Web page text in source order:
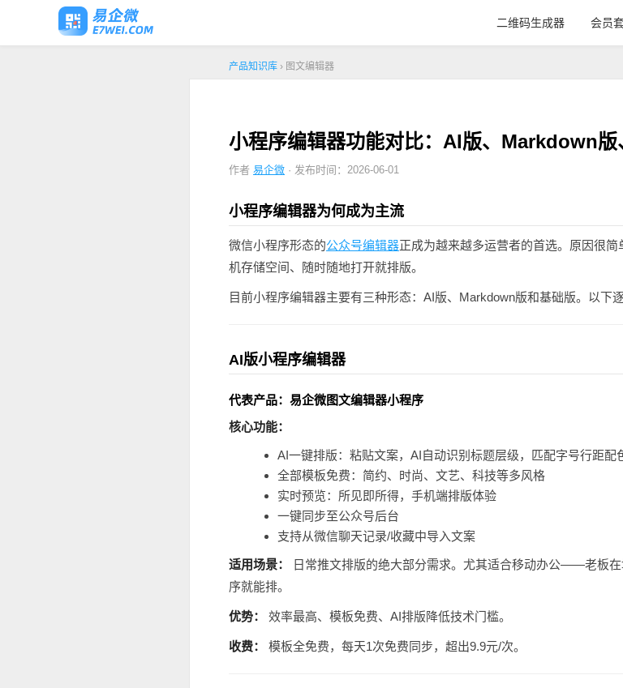
二维码生成器 会员
产品知识库 › 图文编辑器
小程序编辑器功能对比：AI版、Markdown版
作者 易企微 · 发布时间：2026-06-01
小程序编辑器为何成为主流
微信小程序形态的公众号编辑器正成为越来越多运营者的首选。原因很
机存储空间、随时随地打开就排版。
目前小程序编辑器主要有三种形态：AI版、Markdown版和基础版。以下逐
AI版小程序编辑器
代表产品：易企微图文编辑器小程序
核心功能：
AI一键排版：粘贴文案，AI自动识别标题层级，匹配字号行距配
全部模板免费：简约、时尚、文艺、科技等多风格
实时预览：所见即所得，手机端排版体验
一键同步至公众号后台
支持从微信聊天记录/收藏中导入文案
适用场景：
日常推文排版的绝大部分需求。尤其适合移动办公——老板
序就能排。
优势： 效率最高、模板免费、AI排版降低技术门槛。
收费： 模板全免费，每天1次免费同步，超出9.9元/次。